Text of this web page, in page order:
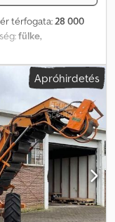
térfogata: 28 000
fülke,
autopilot, körlámpa,
1. és 2.
összkerék-
csuklós és
tonna), VHR
1 – a pajzsokat a
és körkamera
8 elosztóval,
a berendezés és a
R32 Trelleborg,
Apróhirdetés